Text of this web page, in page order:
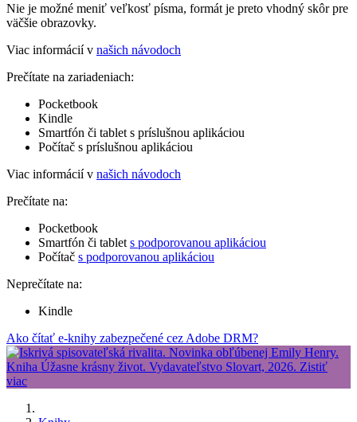
Nie je možné meniť veľkosť písma, formát je preto vhodný skôr pre
väčšie obrazovky.
Viac informácií v našich návodoch
Prečítate na zariadeniach:
Pocketbook
Kindle
Smartfón či tablet s príslušnou aplikáciou
Počítač s príslušnou aplikáciou
Viac informácií v našich návodoch
Prečítate na:
Pocketbook
Smartfón či tablet s podporovanou aplikáciou
Počítač s podporovanou aplikáciou
Neprečítate na:
Kindle
Ako čítať e-knihy zabezpečené cez Adobe DRM?